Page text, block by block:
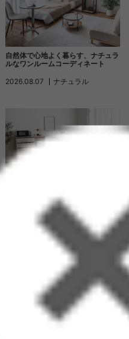
自然体で心地よく暮らす、ナチュラ
ルなワンルームコーディネート
2026.08.07
ナチュラル
明るく開放的に暮らす、洗練された
モダンインテリア
2026.08.07